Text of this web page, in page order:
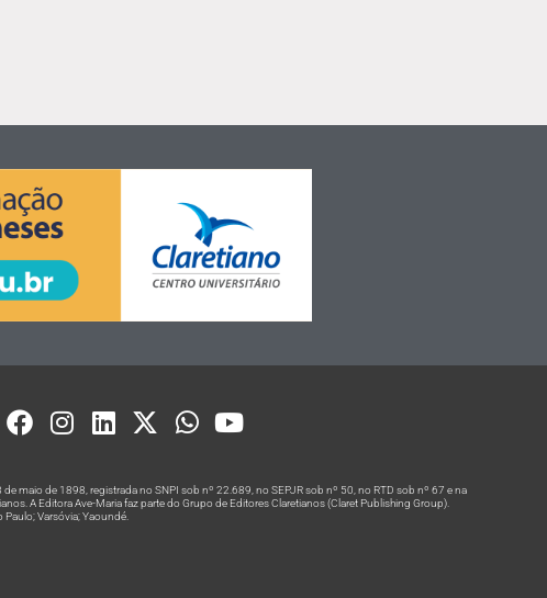
maio de 1898, registrada no SNPI sob nº 22.689, no SEPJR sob nº 50, no RTD sob nº 67 e na
A Editora Ave-Maria faz parte do Grupo de Editores Claretianos (Claret Publishing Group).
Paulo; Varsóvia; Yaoundé.